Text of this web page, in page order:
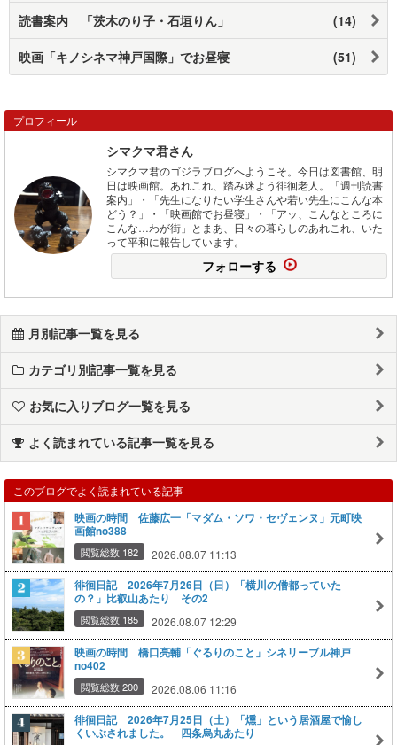
読書案内 「茨木のり子・石垣りん」 (14)
映画「キノシネマ神戸国際」でお昼寝 (51)
プロフィール
シマクマ君さん
シマクマ君のゴジラブログへようこそ。今日は図書館、明
日は映画館。あれこれ、踏み迷よう徘徊老人。「週刊読書
案内」・「先生になりたい学生さんや若い先生にこんな本
どう？」・「映画館でお昼寝」・「アッ、こんなところに
こんな…わが街」とまあ、日々の暮らしのあれこれ、いた
って平和に報告しています。
フォローする
月別記事一覧を見る
カテゴリ別記事一覧を見る
お気に入りブログ一覧を見る
よく読まれている記事一覧を見る
このブログでよく読まれている記事
映画の時間 佐藤広一「マダム・ソワ・セヴェンヌ」元町映
画館no388
閲覧総数 182 2026.08.07 11:13
徘徊日記 2026年7月26日（日）「横川の僧都っていた
の？」比叡山あたり その2
閲覧総数 185 2026.08.07 12:29
映画の時間 橋口亮輔「ぐるりのこと」シネリーブル神戸
no402
閲覧総数 200 2026.08.06 11:16
徘徊日記 2026年7月25日（土）「燻」という居酒屋で愉し
くいぶされました。 四条烏丸あたり